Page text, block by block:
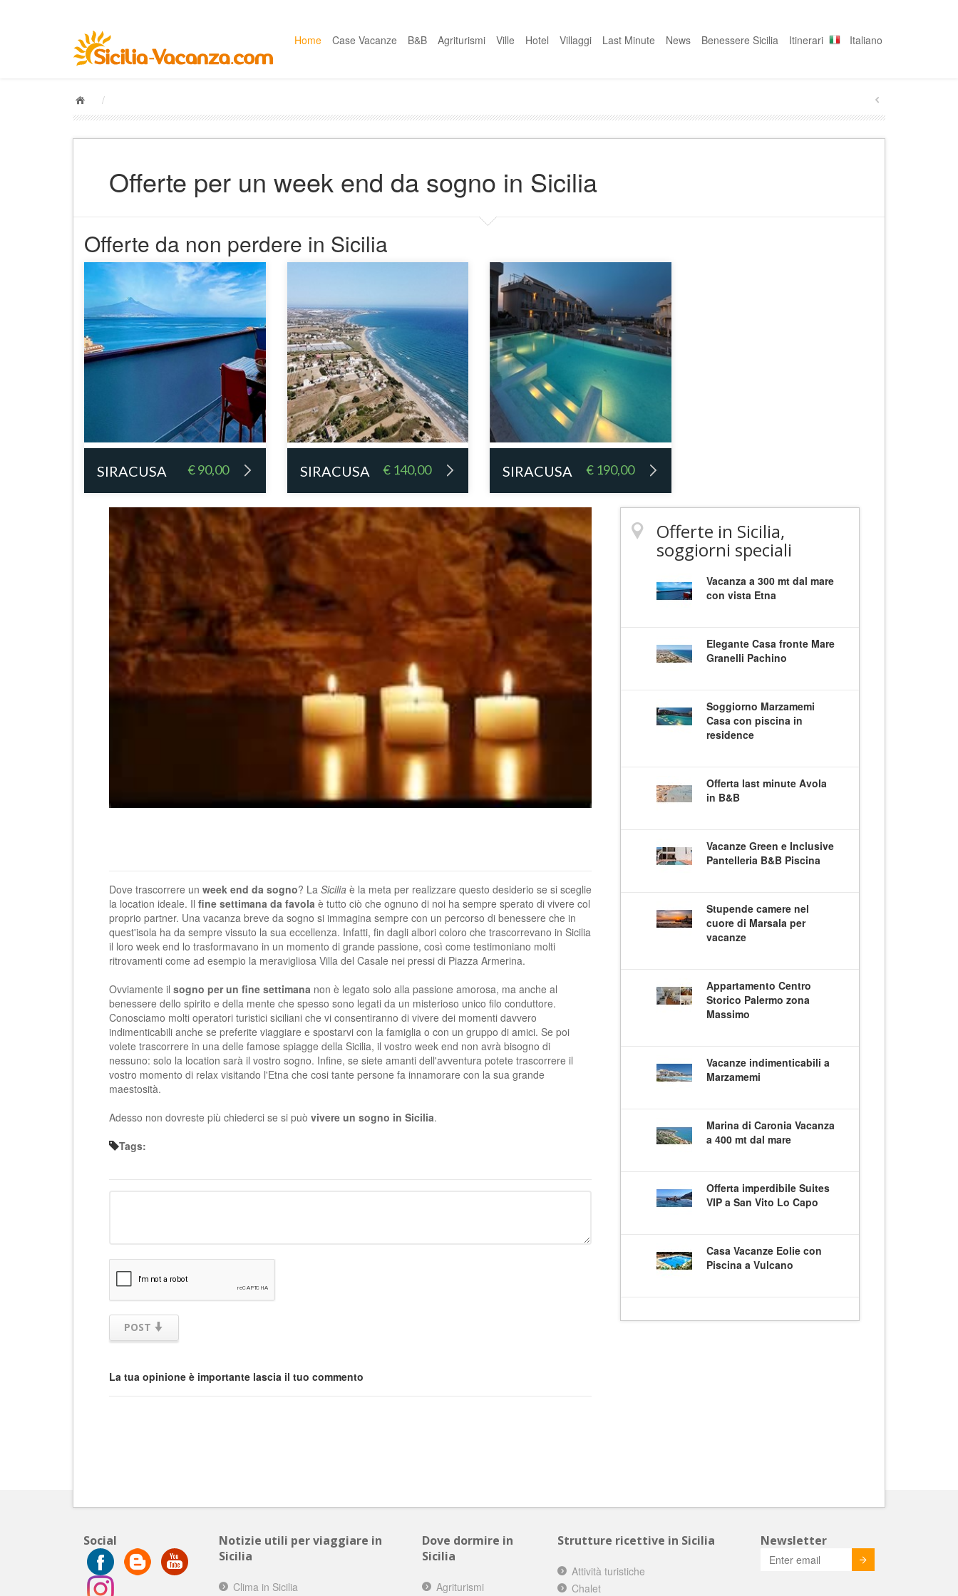
Home Case Vacanze B&B Agriturismi Ville Hotel Villaggi Last Minute News Benessere Sicilia Itinerari Italiano
/
Offerte per un week end da sogno in Sicilia
Offerte da non perdere in Sicilia
SIRACUSA € 90,00 SIRACUSA € 140,00 SIRACUSA € 190,00
Dove trascorrere un week end da sogno? La Sicilia è la meta per realizzare questo desiderio se si sceglie
la location ideale. Il fine settimana da favola è tutto ciò che ognuno di noi ha sempre sperato di vivere col
proprio partner. Una vacanza breve da sogno si immagina sempre con un percorso di benessere che in
quest'isola ha da sempre vissuto la sua eccellenza. Infatti, fin dagli albori coloro che trascorrevano in Sicilia
il loro week end lo trasformavano in un momento di grande passione, così come testimoniano molti
ritrovamenti come ad esempio la meravigliosa Villa del Casale nei pressi di Piazza Armerina.
Ovviamente il sogno per un fine settimana non è legato solo alla passione amorosa, ma anche al
benessere dello spirito e della mente che spesso sono legati da un misterioso unico filo conduttore.
Conosciamo molti operatori turistici siciliani che vi consentiranno di vivere dei momenti davvero
indimenticabili anche se preferite viaggiare e spostarvi con la famiglia o con un gruppo di amici. Se poi
volete trascorrere in una delle famose spiagge della Sicilia, il vostro week end non avrà bisogno di
nessuno: solo la location sarà il vostro sogno. Infine, se siete amanti dell'avventura potete trascorrere il
vostro momento di relax visitando l'Etna che cosi tante persone fa innamorare con la sua grande
maestosità.
Adesso non dovreste più chiederci se si può vivere un sogno in Sicilia.
Tags:
POST
La tua opinione è importante lascia il tuo commento
Offerte in Sicilia,
soggiorni speciali
Vacanza a 300 mt dal mare
con vista Etna
Elegante Casa fronte Mare
Granelli Pachino
Soggiorno Marzamemi
Casa con piscina in
residence
Offerta last minute Avola
in B&B
Vacanze Green e Inclusive
Pantelleria B&B Piscina
Stupende camere nel
cuore di Marsala per
vacanze
Appartamento Centro
Storico Palermo zona
Massimo
Vacanze indimenticabili a
Marzamemi
Marina di Caronia Vacanza
a 400 mt dal mare
Offerta imperdibile Suites
VIP a San Vito Lo Capo
Casa Vacanze Eolie con
Piscina a Vulcano
Social
Notizie utili per viaggiare in
Sicilia
Clima in Sicilia
Dove dormire in
Sicilia
Agriturismi
Strutture ricettive in Sicilia
Attività turistiche
Chalet
Newsletter
Invia